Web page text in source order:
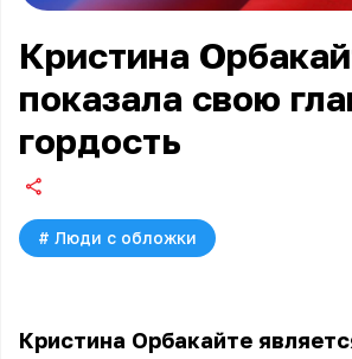
Кристина
показала свою
гордость
# Люди с обложки
Кристина Орбакайте